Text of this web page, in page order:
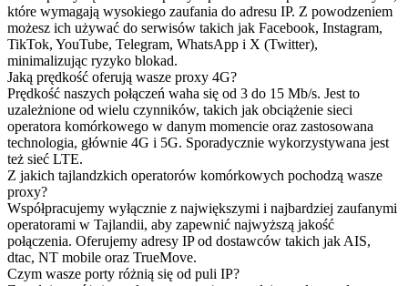
które wymagają wysokiego zaufania do adresu IP. Z powodzeniem
możesz ich używać do serwisów takich jak Facebook, Instagram,
TikTok, YouTube, Telegram, WhatsApp i X (Twitter),
minimalizując ryzyko blokad.
Jaką prędkość oferują wasze proxy 4G?
Prędkość naszych połączeń waha się od 3 do 15 Mb/s. Jest to
uzależnione od wielu czynników, takich jak obciążenie sieci
operatora komórkowego w danym momencie oraz zastosowana
technologia, głównie 4G i 5G. Sporadycznie wykorzystywana jest
też sieć LTE.
Z jakich tajlandzkich operatorów komórkowych pochodzą wasze
proxy?
Współpracujemy wyłącznie z największymi i najbardziej zaufanymi
operatorami w Tajlandii, aby zapewnić najwyższą jakość
połączenia. Oferujemy adresy IP od dostawców takich jak AIS,
dtac, NT mobile oraz TrueMove.
Czym wasze porty różnią się od puli IP?